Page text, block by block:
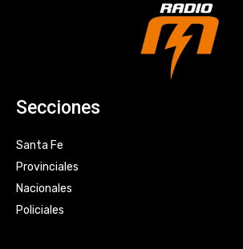
Secciones
Santa Fe
Provinciales
Nacionales
Policiales